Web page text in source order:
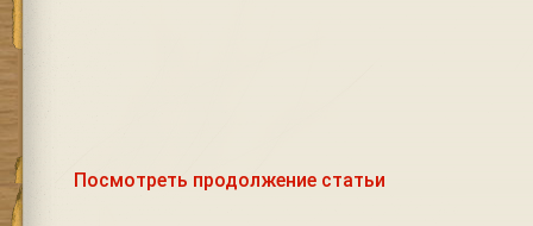
Посмотреть продолжение статьи